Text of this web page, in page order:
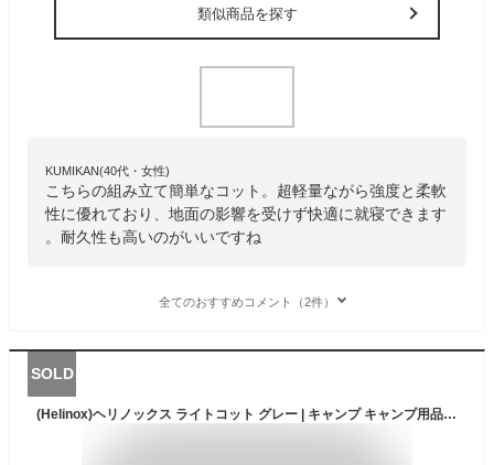
類似商品を探す
KUMIKAN(40代・女性)
こちらの組み立て簡単なコット。超軽量ながら強度と柔軟
性に優れており、地面の影響を受けず快適に就寝できます
。耐久性も高いのがいいですね
全てのおすすめコメント（2件）
SOLD
(Helinox)ヘリノックス ライトコット グレー | キャンプ キャンプ用品 アウトドア ベッド ベット キャンプベッド コンパクト 折り畳み 折りたたみ 折りたたみベッド 折り畳みベッド 折り畳み式ベッド キャンプマット キャンピングマット 防災 キャンプギア コット ベンチ